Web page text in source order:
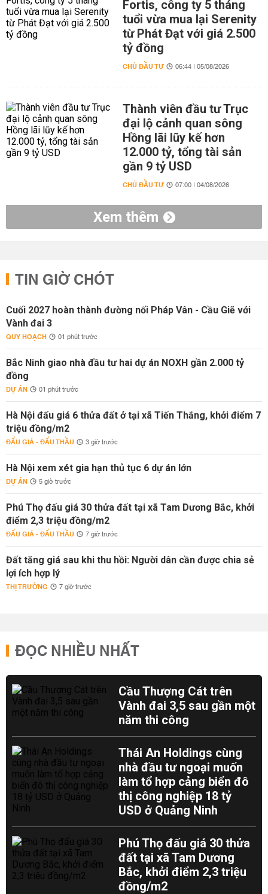
Fortis, công ty 5 tháng
tuổi vừa mua lại Serenity
từ Phát Đạt với giá 2.500
tỷ đồng
CHỦ ĐẦU TƯ 06:44 | 05/08/2026
Thành viên đầu tư Trục
đại lộ cảnh quan sông
Hồng lãi lũy kế hơn
12.000 tỷ, tổng tài sản
gần 9 tỷ USD
CHỦ ĐẦU TƯ 07:00 | 04/08/2026
Xem thêm
TIN GIỜ CHÓT
Cuối 2027 hoàn thành đường nối Pháp Vân - Cầu Giẽ với
Vành đai 3
QUY HOẠCH 01 phút trước
Bắc Ninh giao nhà đầu tư hai dự án NOXH gần 2.000 tỷ
đồng
DỰ ÁN 01 phút trước
Hà Nội đấu giá 6 thửa đất ở tại xã Tiến Thắng, khởi điểm 7
triệu đồng/m2
ĐẤU GIÁ - ĐẤU THẦU 3 giờ trước
Hà Nội xem xét gia hạn thủ tục 6 dự án lớn
DỰ ÁN 5 giờ trước
Phú Thọ đấu giá 30 thửa đất tại xã Tam Dương Bắc, khởi
điểm 2,3 triệu đồng/m2
ĐẤU GIÁ - ĐẤU THẦU 7 giờ trước
Đất tăng giá sau khi thu hồi: Người dân cần được chia sẻ
lợi ích hợp lý
THỊ TRƯỜNG 7 giờ trước
ĐỌC NHIỀU NHẤT
Cầu Thượng Cát trên
Vành đai 3,5 sau gần một
năm thi công
Thái An Holdings cùng
nhà đầu tư ngoại muốn
làm tổ hợp cảng biển đô
thị công nghiệp 18 tỷ
USD ở Quảng Ninh
Phú Thọ đấu giá 30 thửa
đất tại xã Tam Dương
Bắc, khởi điểm 2,3 triệu
đồng/m2